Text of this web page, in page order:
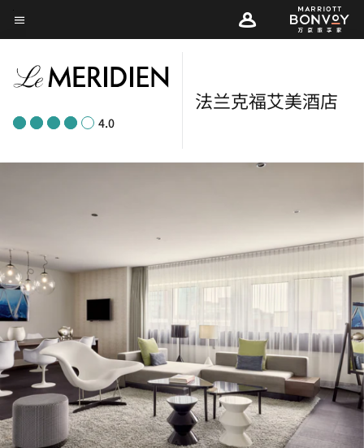
Skip
to
content
菜单文本
4.0
法兰克福艾美酒店